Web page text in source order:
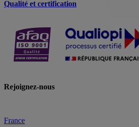
Qualité et certification
Rejoignez-nous
France